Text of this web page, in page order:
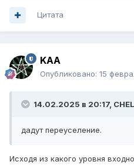
Цитата
KAA
Опубликовано: 15
14.02.2025 в 20:17,
дадут переуселение.
Исходя из какого уровня